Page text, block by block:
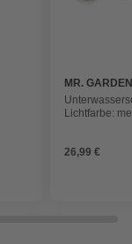
MR.
Lichtfarbe:
26,99 €